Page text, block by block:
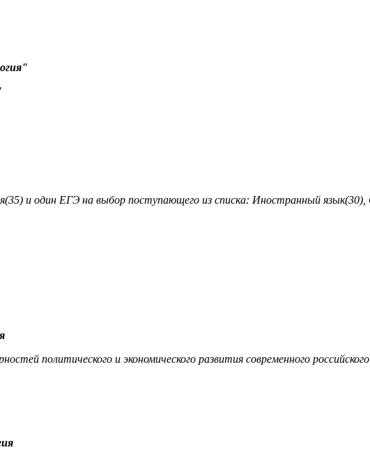
и один ЕГЭ на выбор поступающего из списка: Иностранный
политического и экономического развития современного